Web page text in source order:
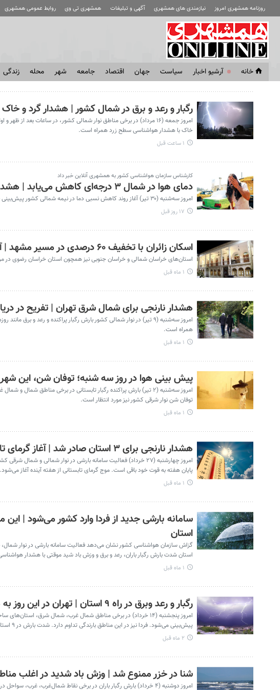
روزنامه همشهری امروز نیازمندی های همشهری آگهی و تبلیغات همشهری تی وی روابط عمومی همشهری
خانه آرشیو اخبار سياست جهان اقتصاد جامعه شهر محله زندگی
رگبار و رعد و برق در شمال کشور | هشدار گرد و خاک برای ۱۰
خاک با هشدار هواشناسی سطح زرد همراه است.
۱ ساعت قبل
کارشناس سازمان هواشناسی کشور به همشهری ‌آنلاین خبر داد
دمای هوا در شمال ۳ درجه‌ای کاهش می‌یابد | هشدار بارش و گرد و خاک در ۱۶ استان
امروز سه‌شنبه (۳۰ تیر) آغاز روند کاهش نسبی دما در نیمه شمالی کشور پیش‌بینی شده‌است. بارش تابستانی در ۳ استان با هشدار هواشناسی نارنجی همراه است.
۱۷ روز قبل
اسکان زائران با تخفیف ۶۰ درصدی در مسیر مشهد | آماده‌باش دو استان برای میزبانی
استان‌های خراسان شمالی و خراسان جنوبی نیز همچون استان خراسان رضوی در
۱ ماه قبل
هشدار نارنجی برای شمال شرق تهران | تفریح در
امروز سه‌شنبه (۹ تیر) در نوار شمالی کشور بارش رگبار پراکنده و رعد و
همراه است.
۱ ماه قبل
پیش بینی هوا در روز سه شنبه؛ توفان شن، این شهر
امروز سه‌شنبه (۲ تیر) بارش پراکنده رگبار تابستانی در برخی مناطق
توفان شن نوار شرقی کشور نیز مورد انتظار است.
۱ ماه قبل
هشدار نارنجی برای ۳ استان صادر شد | آغاز گرمای تابستانی از هفته آینده
پایان هفته به قوت خود باقی است. موج گرمای تابستانی از هفته آینده آغاز می‌شود.
۱ ماه قبل
استان
استان شدت بارش رگبار باران، رعد و برق و وزش باد شید موقتی با هشدار
۱ ماه قبل
رگبار و رعد وبرق در راه ۹ استان | تهران در این روز به ۳۵ درجه می‌رسد
امروز پنجشنبه (۱۴ خرداد) در برخی مناطق شمال غرب، شمال شرق،
پیش‌بینی می‌شود. فردا نیز در این مناطق بارندگی تداوم دارد. شدت بارش در ۹ استان با احتمال سیلاب همراه است.
۲ ماه قبل
شنا در خزر ممنوع شد | وزش باد شدید در اغلب
امروز دوشنبه (۴ خرداد) بارش رگبار باران در برخی نقاط شمال‌غرب،